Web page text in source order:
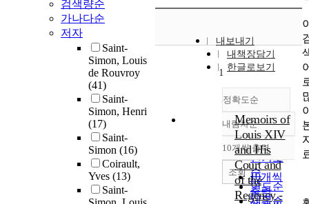
검색량순
가나다순
저자
Saint-
Simon, Louis
de Rouvroy
(41)
Saint-
Simon, Henri
(17)
Saint-
Simon (16)
Coirault,
Yves (13)
Saint-
내보내기
내책장담기
한글로보기
정확도순
정확도
순
인기도
순
연도순
제목순
내림차순
내림차순
10개씩 출력
10개씩
출력
조회
1
Memoirs of
Louis XIV
and His
Court and
of the
Regency -